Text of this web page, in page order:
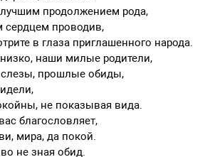
продолжением рода,
сердцем проводив,
в глаза приглашенного народа.
наши милые родители,
слезы, прошлые обиды,
не показывая вида.
благословляет,
мира, да покой.
не зная обид.